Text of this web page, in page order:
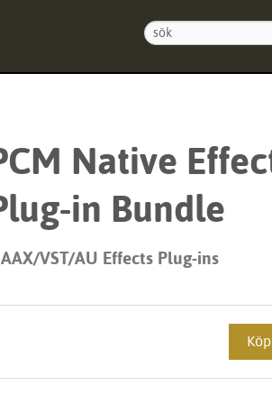
Native
in Bundle
VST/AU Effects Plug-ins